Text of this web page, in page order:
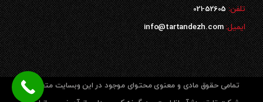
تلفن:52605-021
ایمیل:info@tartandezh.com
تمامی حقوق مادی و معنوی محتوای موجود در این وبسایت متعلق به